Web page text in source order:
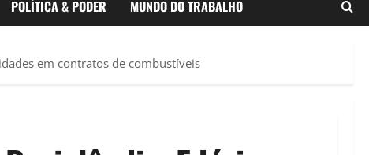
POLÍTICA & PODER MUNDO DO TRABALHO
em contratos de combustíveis